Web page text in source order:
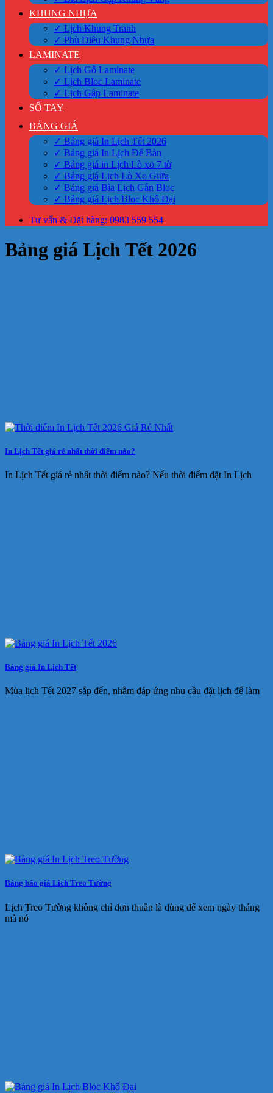
KHUNG NHỰA
✓ Lịch Khung Tranh
✓ Phù Điêu Khung Nhựa
LAMINATE
✓ Lịch Gỗ Laminate
✓ Lịch Bloc Laminate
✓ Lịch Gập Laminate
SỔ TAY
BẢNG GIÁ
✓ Bảng giá In Lịch Tết 2026
✓ Bảng giá In Lịch Để Bàn
✓ Bảng giá in Lịch Lò xo 7 tờ
✓ Bảng giá Lịch Lò Xo Giữa
✓ Bảng giá Bìa Lịch Gắn Bloc
✓ Bảng giá Lịch Bloc Khổ Đại
Tư vấn & Đặt hàng: 0983 559 554
Bảng giá Lịch Tết 2026
In Lịch Tết giá rẻ nhất thời điểm nào?
In Lịch Tết giá rẻ nhất thời điểm nào? Nếu thời điểm đặt In Lịch
Bảng giá In Lịch Tết
Mùa lịch Tết 2027 sắp đến, nhằm đáp ứng nhu cầu đặt lịch để làm
Bảng báo giá Lịch Treo Tường
Lịch Treo Tường không chỉ đơn thuần là dùng để xem ngày tháng
mà nó